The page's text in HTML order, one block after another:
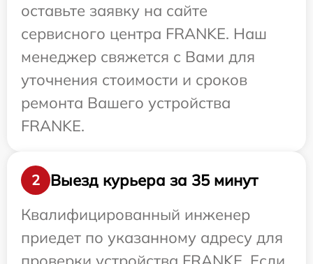
оставьте заявку на сайте
сервисного центра FRANKE. Наш
менеджер свяжется с Вами для
уточнения стоимости и сроков
ремонта Вашего устройства
FRANKE.
2
Выезд курьера за 35 минут
Квалифицированный инженер
приедет по указанному адресу для